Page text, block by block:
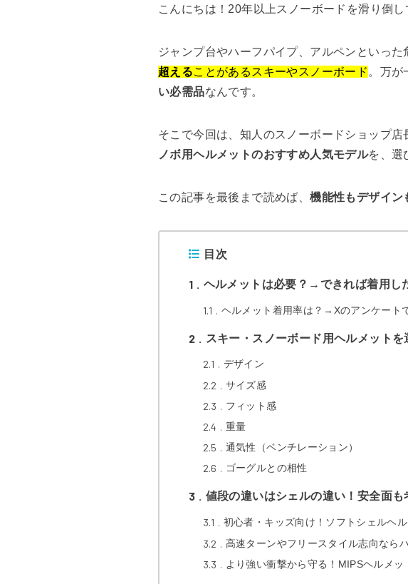
こんにちは！20年以上スノーボードを滑り倒
ジャンプ台やハーフパイプ、アルペンといっ
超えることがあるスキーやスノーボード 。万が
い必需品なんです。
そこで今回は、知人のスノーボードショップ
ノボ用ヘルメットのおすすめ人気モデルを、選
この記事を最後まで読めば、機能性もデザイン
目次
1 ヘルメットは必要？→できれば着用し
1.1 ヘルメット着用率は？→Xのアンケート
2 スキー・スノーボード用ヘルメットを
2.1 デザイン
2.2 サイズ感
2.3 フィット感
2.4 重量
2.5 通気性（ベンチレーション）
2.6 ゴーグルとの相性
3 値段の違いはシェルの違い！安全面
3.1 初心者・キッズ向け！ソフトシェルヘル
3.2 高速ターンやフリースタイル志向なら
3.3 より強い衝撃から守る！MIPSヘルメッ